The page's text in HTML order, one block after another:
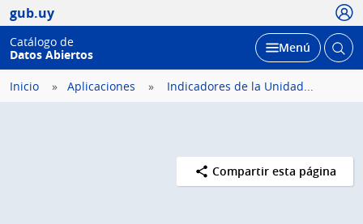
gub.uy
Catálogo de
Datos Abiertos
Desplegar
Menú Abrir
Inicio Aplicaciones Indicadores de la Unidad...
Compartir esta página